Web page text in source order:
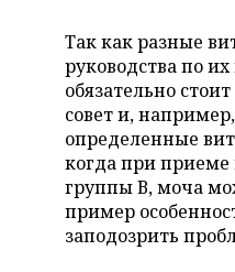
Так как разные
руководства по
обязательно
совет и,
определенные
когда при
группы В, моча
пример
заподозрить